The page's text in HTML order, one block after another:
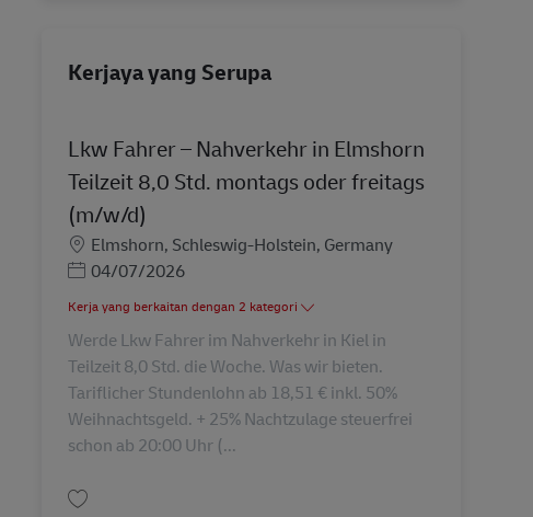
Kerjaya yang Serupa
Lkw Fahrer – Nahverkehr in Elmshorn
Teilzeit 8,0 Std. montags oder freitags
(m/w/d)
LokasiElmshorn, Schleswig-Holstein, Germany
Posted Date
04/07/2026
Kerja yang berkaitan dengan 2 kategori
Werde Lkw Fahrer im Nahverkehr in Kiel in
Teilzeit 8,0 Std. die Woche. Was wir bieten.
Tariflicher Stundenlohn ab 18,51 € inkl. 50%
Weihnachtsgeld. + 25% Nachtzulage steuerfrei
schon ab 20:00 Uhr (...